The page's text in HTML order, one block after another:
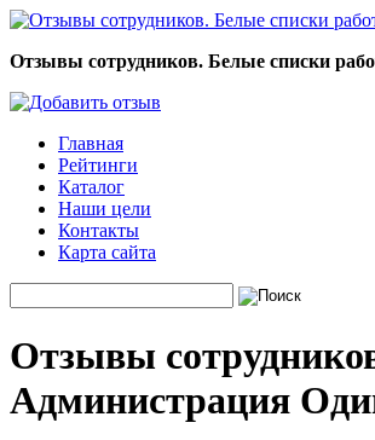
Отзывы сотрудников. Белые списки
Главная
Рейтинги
Каталог
Наши цели
Контакты
Карта сайта
Отзывы
Администрация